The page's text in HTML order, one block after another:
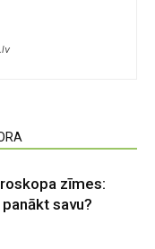
zīmes:
savu?